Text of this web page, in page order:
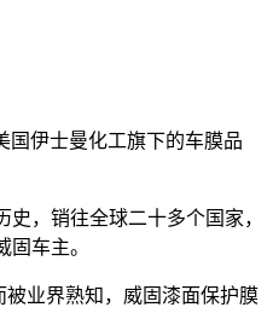
国伊士曼化工旗下的车膜品
，销往全球二十多个国家，
固车主。
业界熟知，威固漆面保护膜